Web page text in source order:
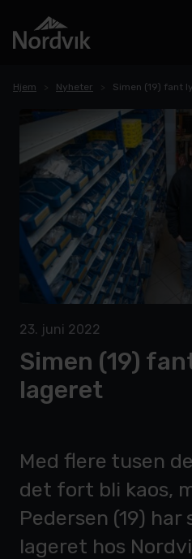
Hjem Nyheter Simen (19) fant
23. juni 2022
Simen (19)
lageret
Med flere tusen
det fort bli kaos,
Pedersen (19)
lageret hos